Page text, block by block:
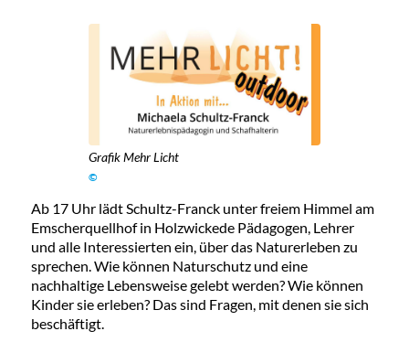
Grafik Mehr Licht
©
Ab 17 Uhr lädt Schultz-Franck unter freiem Himmel am
Emscherquellhof in Holzwickede Pädagogen, Lehrer
und alle Interessierten ein, über das Naturerleben zu
sprechen. Wie können Naturschutz und eine
nachhaltige Lebensweise gelebt werden? Wie können
Kinder sie erleben? Das sind Fragen, mit denen sie sich
beschäftigt.